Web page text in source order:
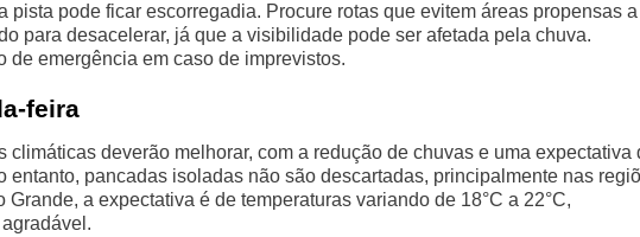
pista pode ficar escorregadia. Procure rotas que evitem áreas propensas a
para desacelerar, já que a visibilidade pode ser afetada pela chuva.
emergência em caso de imprevistos.
feira
climáticas deverão melhorar, com a redução de chuvas e uma expectativa
entanto, pancadas isoladas não são descartadas, principalmente nas
a expectativa é de temperaturas variando de 18°C a 22°C,